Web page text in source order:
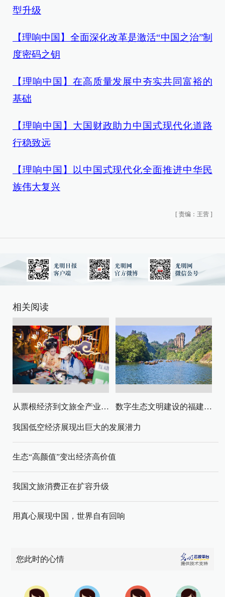
型升级
【理响中国】全面深化改革是激活“中国之治”制
度密码之钥
【理响中国】在高质量发展中夯实共同富裕的
基础
【理响中国】大国财政助力中国式现代化道路
行稳致远
【理响中国】以中国式现代化全面推进中华民
族伟大复兴
[ 责编：王营 ]
相关阅读
从票根经济到文旅全产业链升级 数字生态文明建设的福建路径与启示
我国低空经济展现出巨大的发展潜力
生态“高颜值”变出经济高价值
我国文旅消费正在扩容升级
用真心展现中国，世界自有回响
您此时的心情